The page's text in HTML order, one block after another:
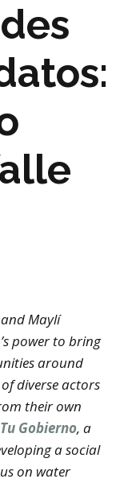
Maylí
power to bring
around
diverse actors
their own
Gobierno, a
a social
on water